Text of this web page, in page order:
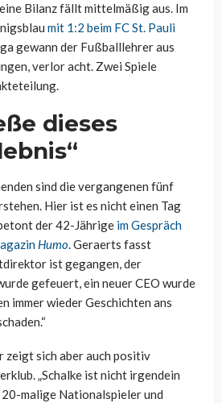
Bilanz fällt mittelmäßig aus. Im
mit 1:2 beim FC St. Pauli
gewann der Fußballlehrer aus
verlor acht. Zwei Spiele
dieses
sind die vergangenen fünf
Hier ist es nicht einen Tag
der 42-Jährige im Gespräch
Humo. Geraerts fasst
ist gegangen, der
gefeuert, ein neuer CEO wurde
immer wieder Geschichten ans
zeigt sich aber auch positiv
„Schalke ist nicht irgendein
20-malige Nationalspieler und